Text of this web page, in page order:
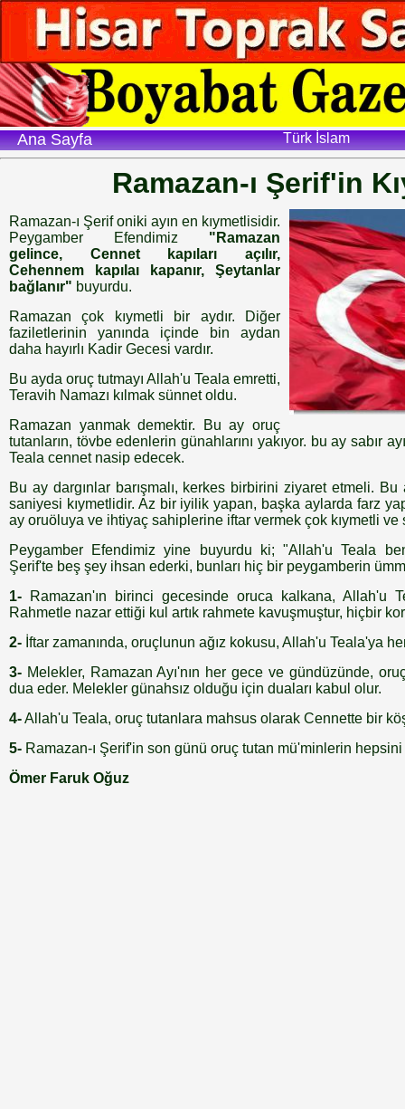
Türk İslam
Ana Sayfa
Ramazan-ı Şerif'in
Ramazan-ı Şerif oniki ayın en kıymetlisidir.
Peygamber Efendimiz "Ramazan
gelince, Cennet kapıları açılır,
Cehennem kapılaı kapanır, Şeytanlar
bağlanır" buyurdu.
Ramazan çok kıymetli bir aydır. Diğer
faziletlerinin yanında içinde bin aydan
daha hayırlı Kadir Gecesi vardır.
Bu ayda oruç tutmayı Allah'u Teala emretti,
Teravih Namazı kılmak sünnet oldu.
Ramazan yanmak demektir. Bu ay oruç
tutanların, tövbe edenlerin günahlarını yakıyor. bu ay sabır
Teala cennet nasip edecek.
Bu ay dargınlar barışmalı, kerkes birbirini ziyaret etmeli. Bu
saniyesi kıymetlidir. Az bir iyilik yapan, başka aylarda farz
ay oruöluya ve ihtiyaç sahiplerine iftar vermek çok kıymetli ve
Peygamber Efendimiz yine buyurdu ki; "Allah'u Teala
Şerif'te beş şey ihsan ederki, bunları hiç bir peygamberin
1-
Ramazan'ın birinci gecesinde oruca kalkana, Allah'u
Rahmetle nazar ettiği kul artık rahmete kavuşmuştur, hiçbir
2- İftar zamanında, oruçlunun ağız kokusu, Allah'u Teala'ya
3- Melekler, Ramazan Ayı'nın her gece ve gündüzünde,
dua eder. Melekler günahsız olduğu için duaları kabul olur.
4-Allah'u Teala, oruç tutanlara mahsus olarak Cennette bir
5- Ramazan-ı Şerif'in son günü oruç tutan mü'minlerin hepsini
Ömer Faruk Oğuz